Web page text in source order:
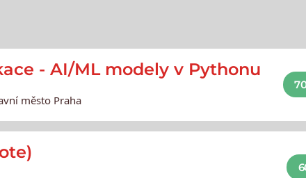
- AI/ML modely v Pythonu
město Praha